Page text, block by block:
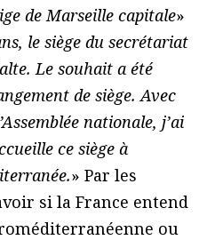
de Marseille capitale»
le siège du secrétariat
Le souhait a été
de siège. Avec
nationale, j’ai
ce siège à
» Par les
si la France entend
ou